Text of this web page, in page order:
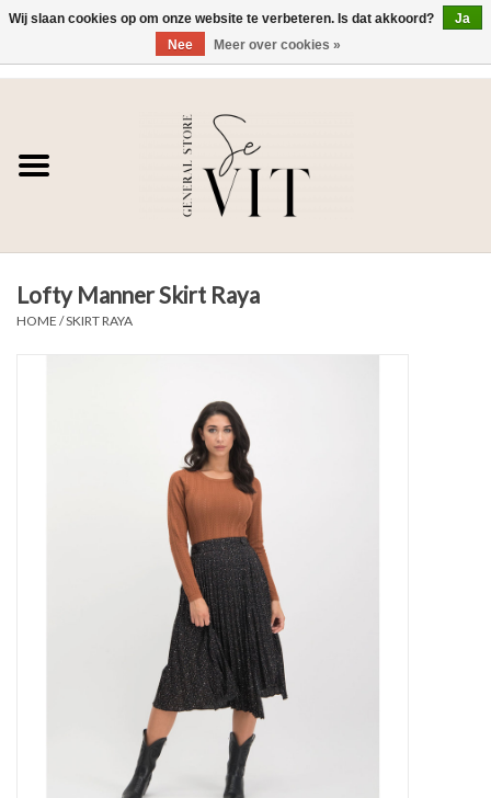
SE VIT
HEREN
Lofty Manner Skirt Raya
HOME /SKIRT RAYA
Wij slaan cookies op om onze website te verbeteren. Is dat akkoord?
Ja
Nee
Meer over cookies »